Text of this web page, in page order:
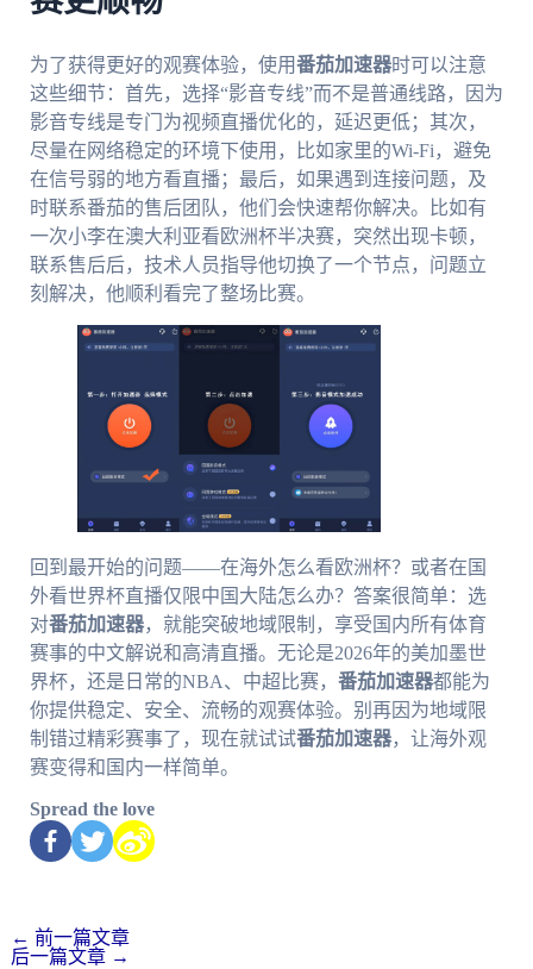
为了获得更好的观赛体验，使用番茄加速器时可以注意
这些细节：首先，选择“影音专线”而不是普通线路，因为
影音专线是专门为视频直播优化的，延迟更低；其次，
尽量在网络稳定的环境下使用，比如家里的Wi-Fi，避免
在信号弱的地方看直播；最后，如果遇到连接问题，及
时联系番茄的售后团队，他们会快速帮你解决。比如有
一次小李在澳大利亚看欧洲杯半决赛，突然出现卡顿，
联系售后后，技术人员指导他切换了一个节点，问题立
刻解决，他顺利看完了整场比赛。
回到最开始的问题——在海外怎么看欧洲杯？或者在国
外看世界杯直播仅限中国大陆怎么办？答案很简单：选
对番茄加速器，就能突破地域限制，享受国内所有体育
赛事的中文解说和高清直播。无论是2026年的美加墨世
界杯，还是日常的NBA、中超比赛， 番茄加速器都能为
你提供稳定、安全、流畅的观赛体验。别再因为地域限
制错过精彩赛事了，现在就试试番茄加速器，让海外观
赛变得和国内一样简单。
Spread the love
← 前一篇文章
后一篇文章 →